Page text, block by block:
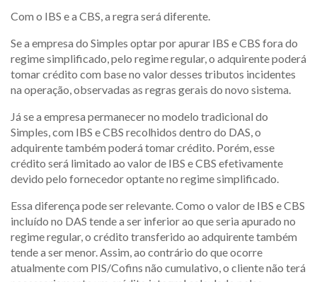
Com o IBS e a CBS, a regra será diferente.
Se a empresa do Simples optar por apurar IBS e CBS fora do
regime simplificado, pelo regime regular, o adquirente poderá
tomar crédito com base no valor desses tributos incidentes
na operação, observadas as regras gerais do novo sistema.
Já se a empresa permanecer no modelo tradicional do
Simples, com IBS e CBS recolhidos dentro do DAS, o
adquirente também poderá tomar crédito. Porém, esse
crédito será limitado ao valor de IBS e CBS efetivamente
devido pelo fornecedor optante no regime simplificado.
Essa diferença pode ser relevante. Como o valor de IBS e CBS
incluído no DAS tende a ser inferior ao que seria apurado no
regime regular, o crédito transferido ao adquirente também
tende a ser menor. Assim, ao contrário do que ocorre
atualmente com PIS/Cofins não cumulativo, o cliente não terá